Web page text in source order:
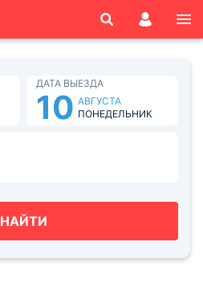
ДАТА ВЫЕЗДА
10 АВГУСТА
ПОНЕДЕЛЬНИК
НАЙТИ